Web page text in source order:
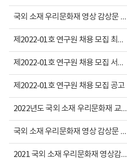
국외 소재 우리문화재 영상 감상문 공모전
제2022-01호 연구원 채용 모집 최종 합격자 공고
제2022-01호 연구원 채용 모집 서류전형 심사 결과 공고
제2022-01호 연구원 채용 모집 공고
2022년도 국외 소재 우리문화재 교육연수프로그램 개최
국외 소재 우리문화재 영상 감상문 공모전
2021 국외 소재 우리문화재 영상감상문 공모전 최종심사 결과 공고